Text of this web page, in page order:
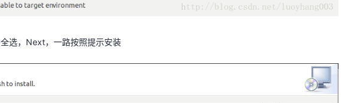
选，Next，一路按照提示安装